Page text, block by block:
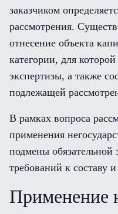
заказчиком
рассмотрения.
отнесение объекта
категории, для
экспертизы, а также
подлежащей
В рамках вопроса
применения
подмены обязательной
требований к составу
Применение